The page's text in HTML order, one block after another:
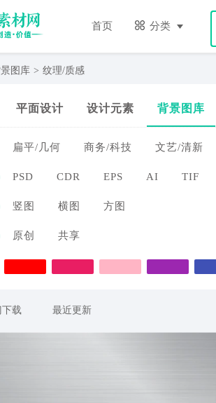
首页 分类
图库 > 纹理/质感
平面设计 设计元素 背景图库
扁平/几何 商务/科技 文艺/清新
PSD CDR EPS AI TIF
竖图 横图 方图
原创 共享
下载 最近更新